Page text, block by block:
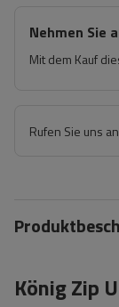
Nehmen Sie
Mit dem Kauf
Rufen Sie uns an
König Zip